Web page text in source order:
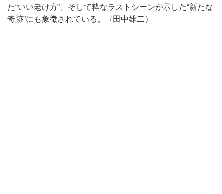
た“いい老け方”、そして粋なラストシーンが示した“新たな
奇跡”にも象徴されている。（田中雄二）